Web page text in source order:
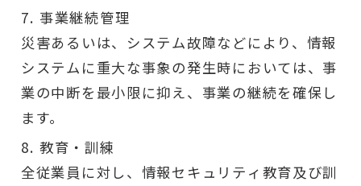
事業継続管理
災害あるいは、システム故障などにより、情報
システムに重大な事象の発生時においては、事
業の中断を最小限に抑え、事業の継続を確保し
ます。
教育・訓練
全従業員に対し、情報セキュリティ教育及び訓